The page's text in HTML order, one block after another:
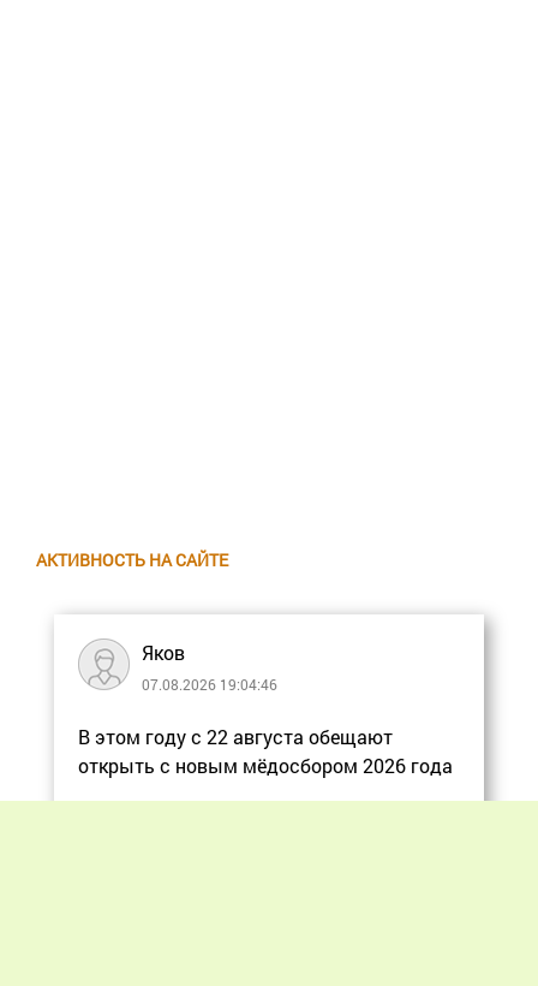
АКТИВНОСТЬ НА САЙТЕ
Яков
07.08.2026 19:04:46
В этом году с 22 августа обещают
открыть с новым мёдосбором 2026 года